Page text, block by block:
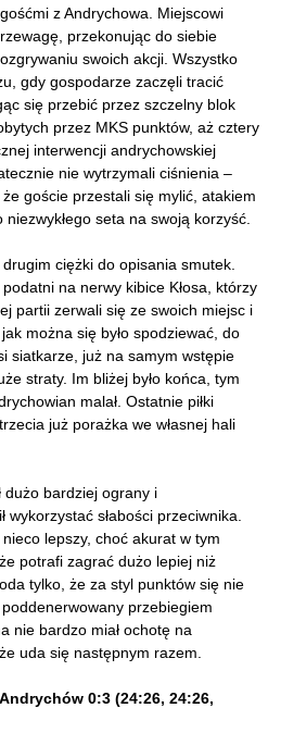
z Andrychowa. Miejscowi
przekonując do siebie
swoich akcji. Wszystko
gdy gospodarze zaczęli tracić
się przebić przez szczelny blok
przez MKS punktów, aż cztery
interwencji andrychowskiej
nie wytrzymali ciśnienia –
goście przestali się mylić, atakiem
seta na swoją korzyść.
ciężki do opisania smutek.
na nerwy kibice Kłosa, którzy
partii zerwali się ze swoich miejsc i
można się było spodziewać, do
siatkarze, już na samym wstępie
straty. Im bliżej było końca, tym
malał. Ostatnie piłki
już porażka we własnej hali
dużo bardziej ograny i
wykorzystać słabości przeciwnika.
nieco lepszy, choć akurat w tym
potrafi zagrać dużo lepiej niż
tylko, że za styl punktów się nie
przebiegiem
nie bardzo miał ochotę na
uda się następnym razem.
0:3 (24:26, 24:26,